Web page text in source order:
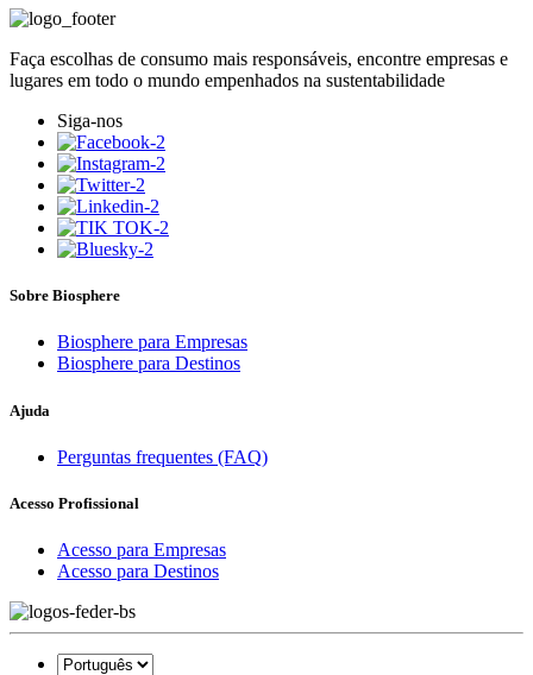
Faça escolhas de consumo mais responsáveis, encontre empresas e
lugares em todo o mundo empenhados na sustentabilidade
Siga-nos
Sobre Biosphere
Biosphere para Empresas
Biosphere para Destinos
Ajuda
Perguntas frequentes (FAQ)
Acesso Profissional
Acesso para Empresas
Acesso para Destinos